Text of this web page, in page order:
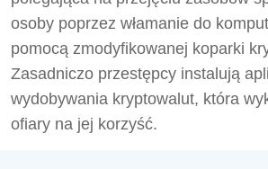
osoby poprzez włamanie do
pomocą zmodyfikowanej koparki
Zasadniczo przestępcy instalują
wydobywania kryptowalut, która
ofiary na jej korzyść.